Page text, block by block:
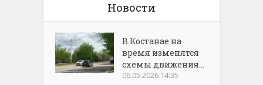
Новости
В Костанае на
время изменятся
схемы движения...
06.05.2026 14:35